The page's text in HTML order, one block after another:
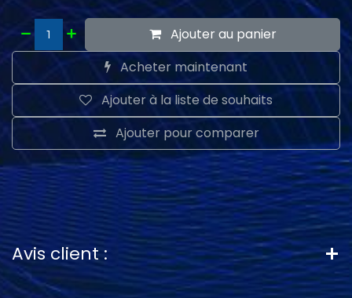
Ajouter au panier
Acheter maintenant
Ajouter pour comparer
Ajouter à la liste de souhaits
Avis client :